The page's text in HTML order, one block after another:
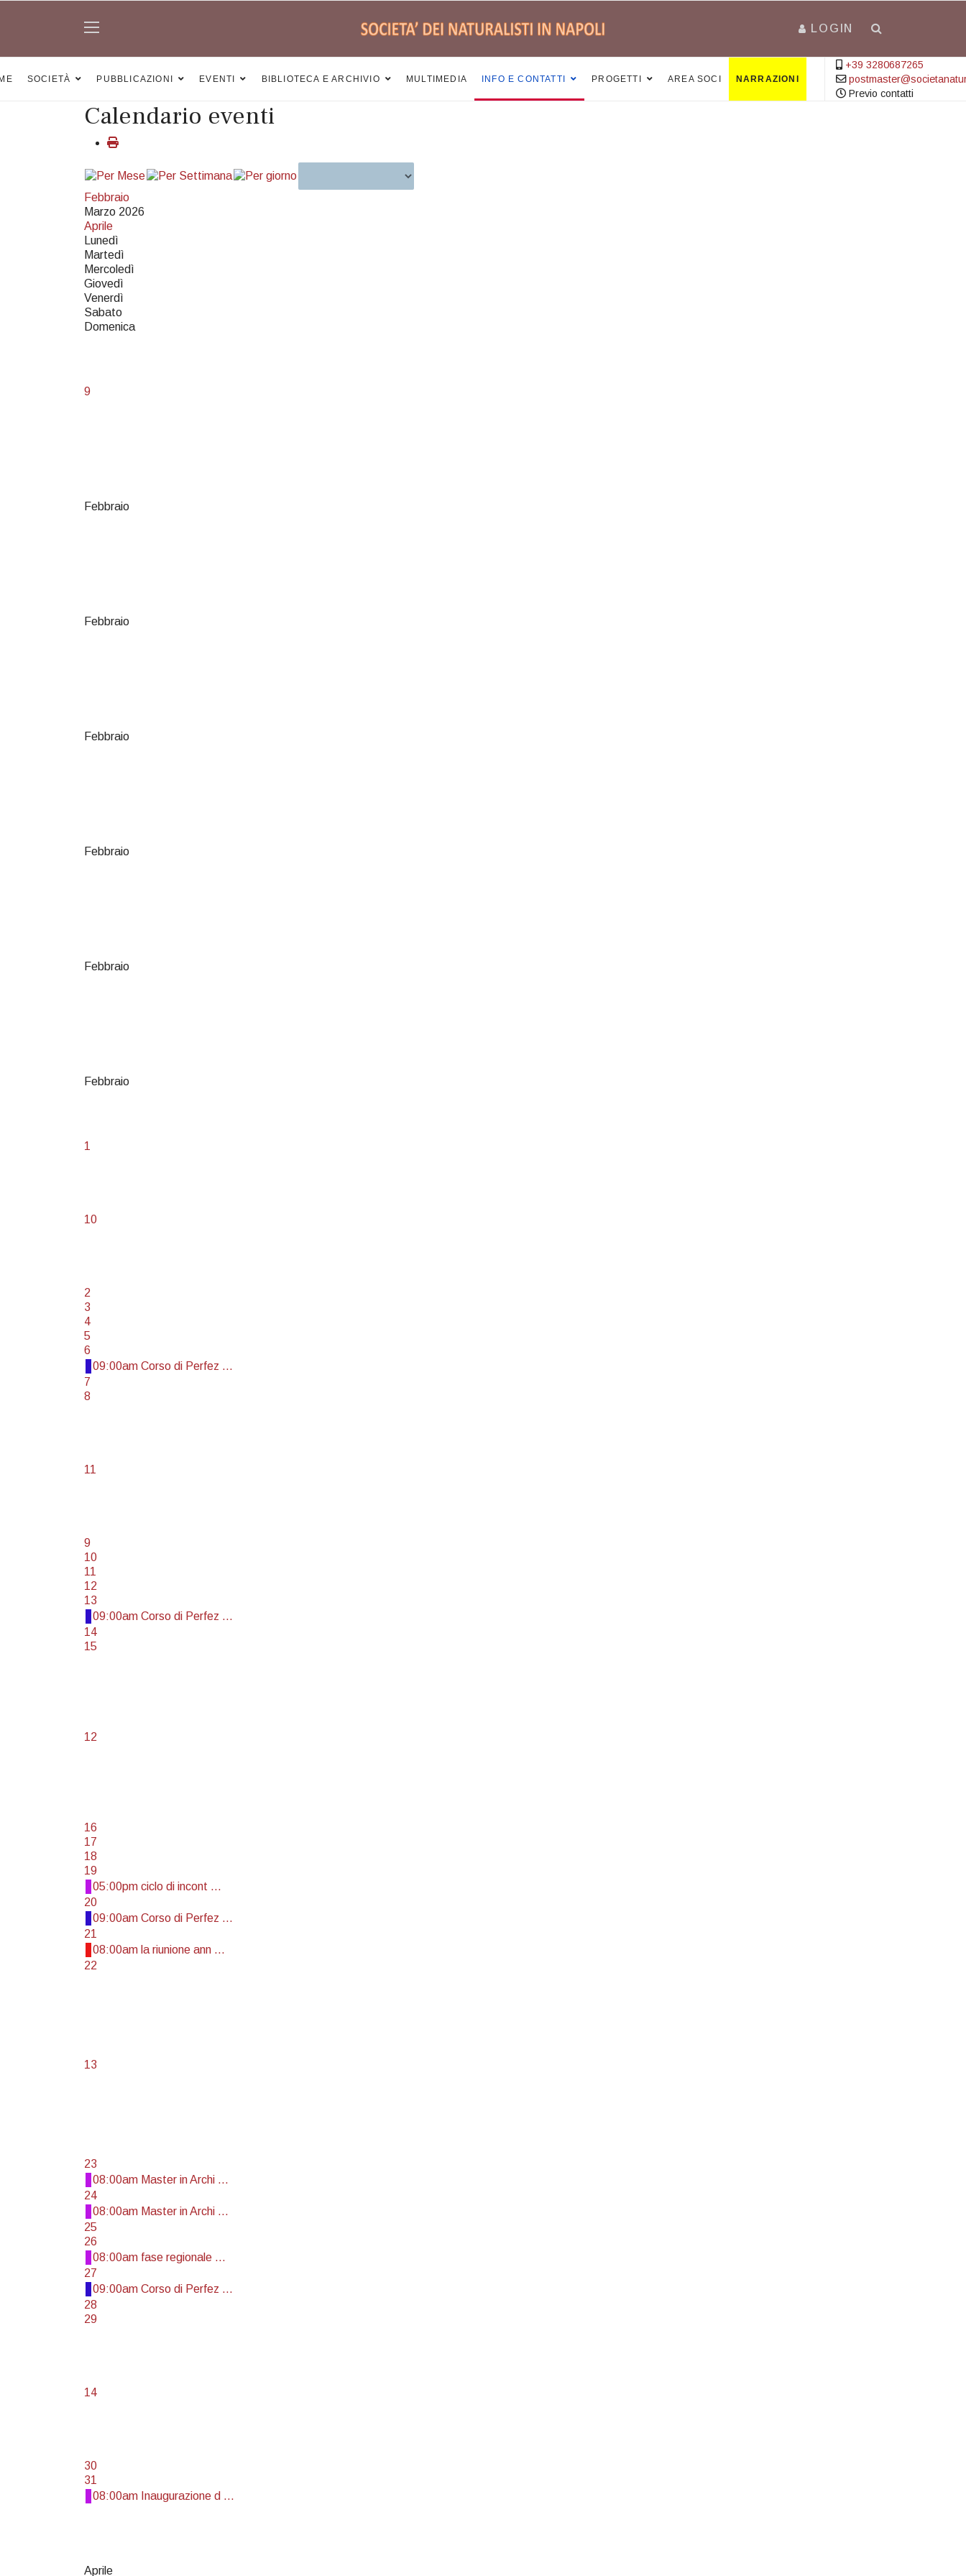
LOGIN
SOCIETÀ PUBBLICAZIONI EVENTI BIBLIOTECA E ARCHIVIO MULTIMEDIA INFO E CONTATTI PROGETTI AREA SOCI NARRAZIONI
+39 3280687265
Previo contatti
Calendario eventi
Febbraio
Marzo 2026
Aprile
Lunedì
Martedì
Mercoledì
Giovedì
Venerdì
Sabato
Domenica
9
Febbraio
Febbraio
Febbraio
Febbraio
Febbraio
Febbraio
1
10
2
3
4
5
6
09:00am Corso di Perfez ...
7
8
11
9
10
11
12
13
09:00am Corso di Perfez ...
14
15
12
16
17
18
19
05:00pm ciclo di incont ...
20
09:00am Corso di Perfez ...
21
08:00am la riunione ann ...
22
13
23
08:00am Master in Archi ...
24
08:00am Master in Archi ...
25
26
08:00am fase regionale ...
27
09:00am Corso di Perfez ...
28
29
14
30
31
08:00am Inaugurazione d ...
Aprile